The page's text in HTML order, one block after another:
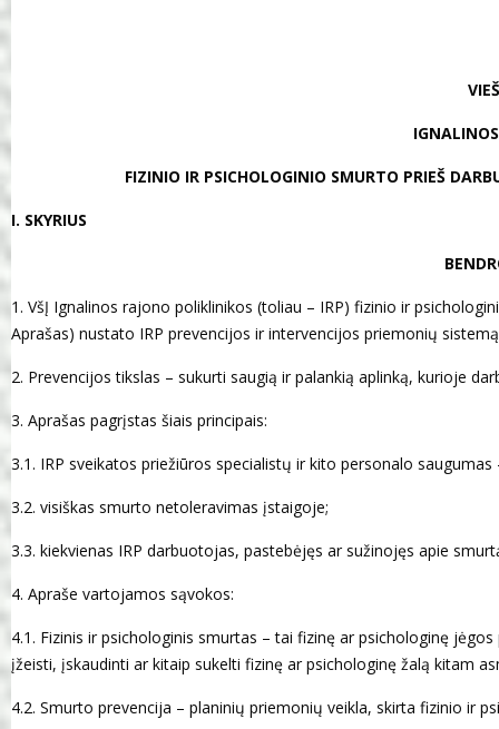
FIZINIO IR PSICHOLOGINIO SMURTO PRIEŠ
I. SKYRIUS
1. VšĮ Ignalinos rajono poliklinikos (toliau – IRP) fizinio ir
Aprašas) nustato IRP prevencijos ir intervencijos priemonių
2. Prevencijos tikslas – sukurti saugią ir palankią aplinką, kurioje
3. Aprašas pagrįstas šiais principais:
3.1. IRP sveikatos priežiūros specialistų ir kito personalo
3.2. visiškas smurto netoleravimas įstaigoje;
3.3. kiekvienas IRP darbuotojas, pastebėjęs ar sužinojęs apie
4. Apraše vartojamos sąvokos:
4.1. Fizinis ir psichologinis smurtas – tai fizinę ar psichologinę
įžeisti, įskaudinti ar kitaip sukelti fizinę ar psichologinę žalą kitam
4.2. Smurto prevencija – planinių priemonių veikla, skirta fizinio ir